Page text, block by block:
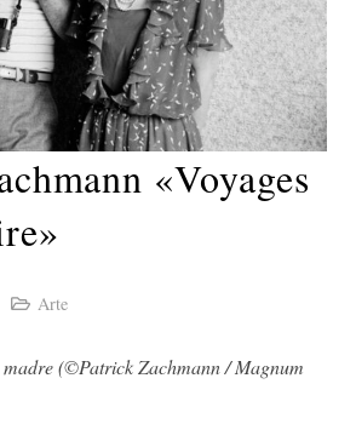
«Voyages
Arte
(©Patrick Zachmann / Magnum